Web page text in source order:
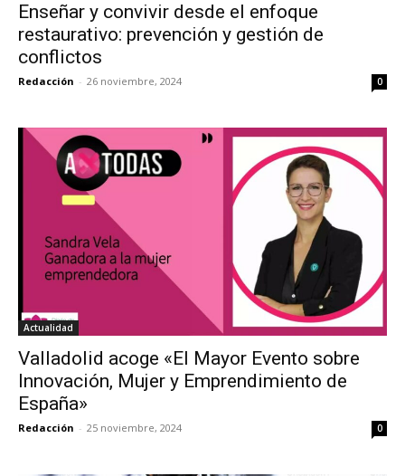
Enseñar y convivir desde el enfoque
restaurativo: prevención y gestión de
conflictos
Redacción - 26 noviembre, 2024 0
Actualidad
Valladolid acoge «El Mayor Evento sobre
Innovación, Mujer y Emprendimiento de
España»
Redacción - 25 noviembre, 2024 0